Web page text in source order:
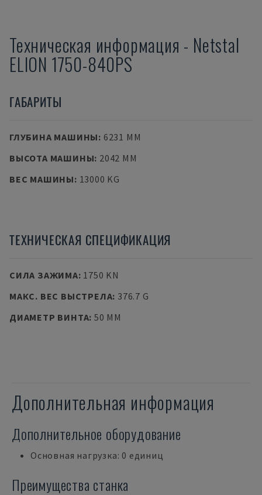
Техническая информация - Netstal
ELION 1750-840PS
ГАБАРИТЫ
ГЛУБИНА МАШИНЫ: 6231 MM
ВЫСОТА МАШИНЫ: 2042 MM
ВЕС МАШИНЫ: 13000 KG
ТЕХНИЧЕСКАЯ СПЕЦИФИКАЦИЯ
СИЛА ЗАЖИМА: 1750 KN
МАКС. ВЕС ВЫСТРЕЛА: 376.7 G
ДИАМЕТР ВИНТА: 50 MM
Дополнительная информация
Дополнительное оборудование
Основная нагрузка: 0 единиц
Преимущества станка